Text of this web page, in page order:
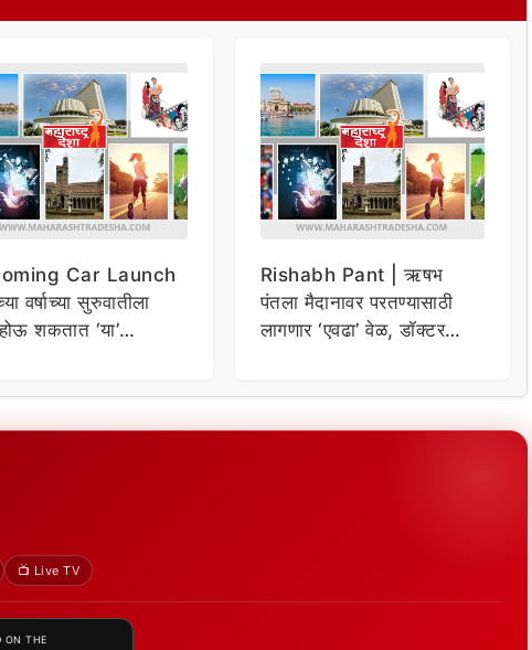
Car Launch
वर्षाच्या सुरुवातीला
शकतात ‘या’
Rishabh Pant | ऋषभ
पंतला मैदानावर परतण्यासाठी
लागणार ‘एवढा’ वेळ, डॉक्टर
📺 Live TV
ON THE